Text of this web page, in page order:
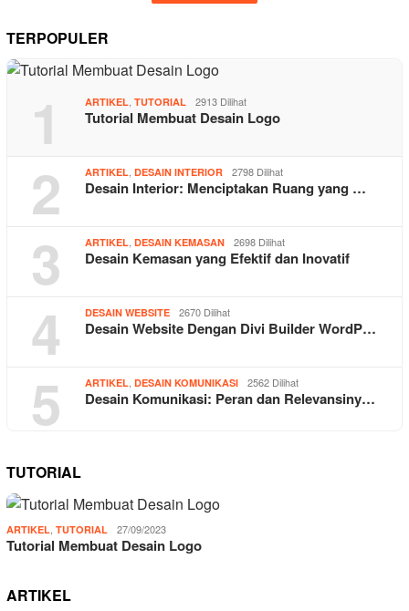
TERPOPULER
1 ARTIKEL, TUTORIAL 2913 Dilihat
Tutorial Membuat Desain Logo
2 ARTIKEL, DESAIN INTERIOR 2798 Dilihat
Desain Interior: Menciptakan Ruang yang …
3 ARTIKEL, DESAIN KEMASAN 2698 Dilihat
Desain Kemasan yang Efektif dan Inovatif
4 DESAIN WEBSITE 2670 Dilihat
Desain Website Dengan Divi Builder WordP…
5 ARTIKEL, DESAIN KOMUNIKASI 2562 Dilihat
Desain Komunikasi: Peran dan Relevansiny…
TUTORIAL
ARTIKEL, TUTORIAL 27/09/2023
Tutorial Membuat Desain Logo
ARTIKEL